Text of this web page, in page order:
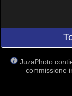
JuzaPhoto
commissione